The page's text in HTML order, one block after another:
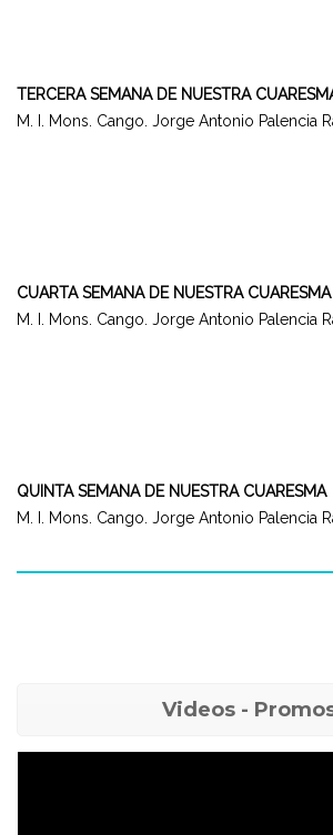
TERCERA SEMANA DE NUESTRA
M. I. Mons. Cango. Jorge Antonio Palencia
CUARTA SEMANA DE NUESTRA CUARESMA
M. I. Mons. Cango. Jorge Antonio Palencia
QUINTA SEMANA DE NUESTRA CUARESMA
M. I. Mons. Cango. Jorge Antonio Palencia
Videos -